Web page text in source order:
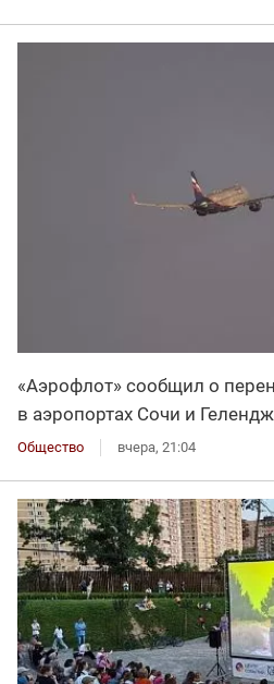
«Аэрофлот» сообщил о
в аэропортах Сочи и
Общество вчера, 21:04